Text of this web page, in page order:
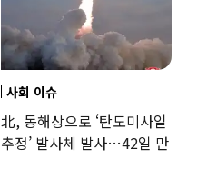
사회 이슈
北, 동해상으로 ‘탄도미사일
추정’ 발사체 발사…42일 만